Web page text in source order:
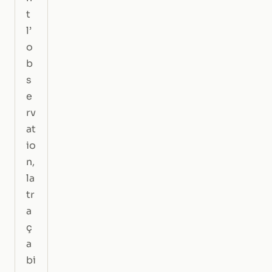
t
l’
o
b
s
e
rv
at
io
n,
la
tr
a
ç
a
bi